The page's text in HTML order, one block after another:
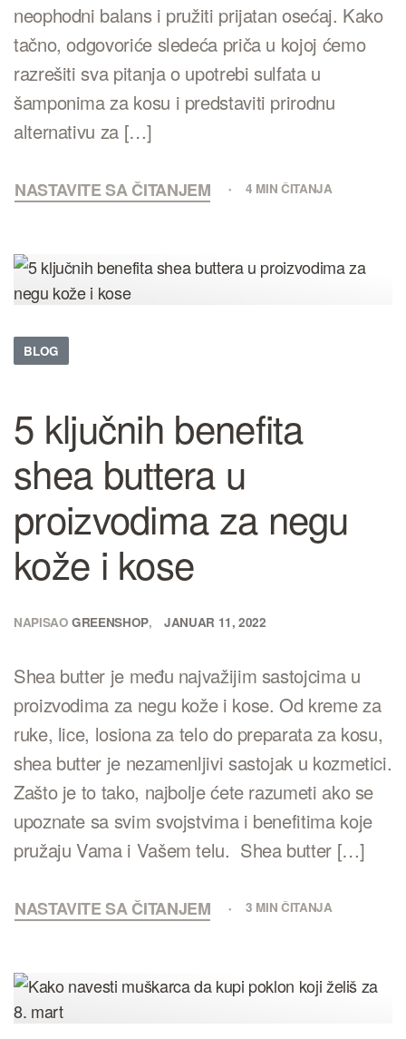
neophodni balans i pružiti prijatan osećaj. Kako
tačno, odgovoriće sledeća priča u kojoj ćemo
razrešiti sva pitanja o upotrebi sulfata u
šamponima za kosu i predstaviti prirodnu
alternativu za […]
NASTAVITE SA ČITANJEM 4 MIN ČITANJA
BLOG
5 ključnih benefita
shea buttera u
proizvodima za negu
kože i kose
NAPISAOGREENSHOP JANUAR 11, 2022
Shea butter je među najvažijim sastojcima u
proizvodima za negu kože i kose. Od kreme za
ruke, lice, losiona za telo do preparata za kosu,
shea butter je nezamenljivi sastojak u kozmetici.
Zašto je to tako, najbolje ćete razumeti ako se
upoznate sa svim svojstvima i benefitima koje
pružaju Vama i Vašem telu. Shea butter […]
NASTAVITE SA ČITANJEM 3 MIN ČITANJA